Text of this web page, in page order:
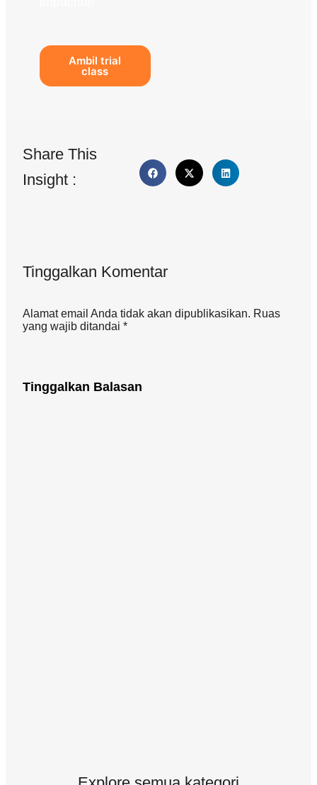
Ambil trial
class
Share This
Insight :
Tinggalkan Komentar
Alamat email Anda tidak akan dipublikasikan. Ruas
yang wajib ditandai *
Tinggalkan Balasan